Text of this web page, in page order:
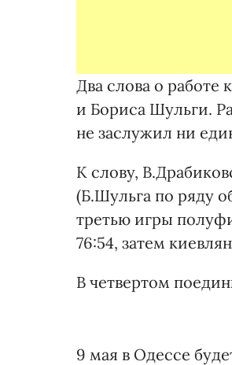
Два слова о
и Бориса Шульги.
не заслужил ни
К слову,
(Б.Шульга по ряду
третью игры
76:54, затем
В четвертом
9 мая в Одессе